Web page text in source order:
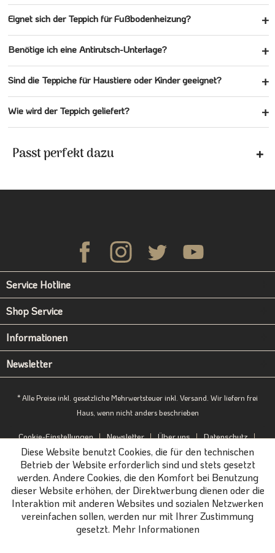
Eignet sich der Teppich für Fußbodenheizung?
Benötige ich eine Antirutsch-Unterlage?
Sind die Teppiche für Haustiere oder Kinder geeignet?
Wie wird der Teppich geliefert?
Passt perfekt dazu
Service Hotline
Shop Service
Informationen
Newsletter
* Alle Preise inkl. gesetzliche Mehrwertsteuer inkl. Versand. Wir liefern frei
Haus, wenn nicht anders beschrieben
Cookie-Einstellungen Newsletter Über uns
Datenschutz
Impressum
B2B-Portal
Diese Website benutzt Cookies, die für den technischen
Betrieb der Website erforderlich sind und stets gesetzt
werden. Andere Cookies, die den Komfort bei Benutzung
dieser Website erhöhen, der Direktwerbung dienen oder die
Interaktion mit anderen Websites und sozialen Netzwerken
vereinfachen sollen, werden nur mit Ihrer Zustimmung
gesetzt. Mehr Informationen